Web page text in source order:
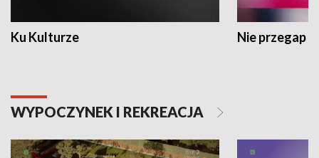
Ku Kulturze Nie przegap
WYPOCZYNEK I REKREACJA